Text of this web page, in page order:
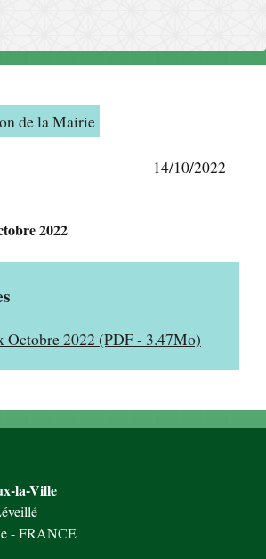
de la Mairie
14/10/2022
2022
Octobre 2022 (PDF - 3.47Mo)
la-Ville
- FRANCE